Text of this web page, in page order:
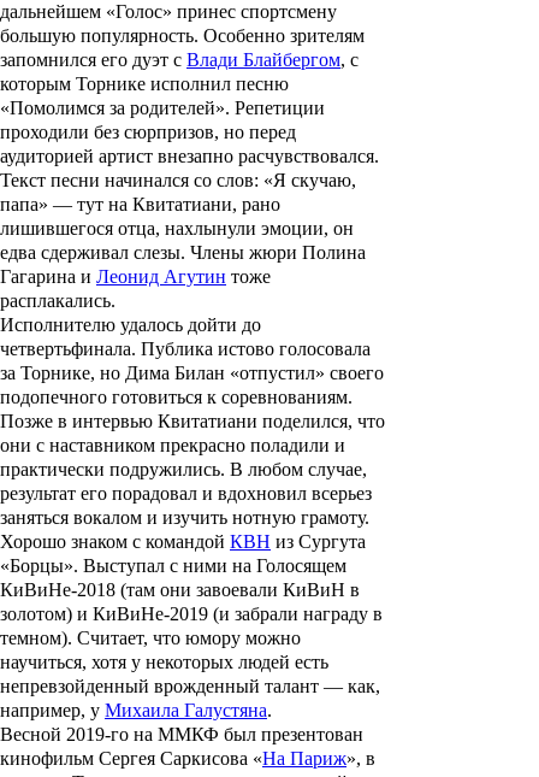
дальнейшем «Голос» принес спортсмену
большую популярность. Особенно зрителям
запомнился его дуэт с Влади Блайбергом, с
которым Торнике исполнил песню
«Помолимся за родителей». Репетиции
проходили без сюрпризов, но перед
аудиторией артист внезапно расчувствовался.
Текст песни начинался со слов: «Я скучаю,
папа» — тут на Квитатиани, рано
лишившегося отца, нахлынули эмоции, он
едва сдерживал слезы. Члены жюри Полина
Гагарина и Леонид Агутин тоже
расплакались.
Исполнителю удалось дойти до
четвертьфинала. Публика истово голосовала
за Торнике, но Дима Билан «отпустил» своего
подопечного готовиться к соревнованиям.
Позже в интервью Квитатиани поделился, что
они с наставником прекрасно поладили и
практически подружились. В любом случае,
результат его порадовал и вдохновил всерьез
заняться вокалом и изучить нотную грамоту.
Хорошо знаком с командой КВН из Сургута
«Борцы». Выступал с ними на Голосящем
КиВиНе-2018 (там они завоевали КиВиН в
золотом) и КиВиНе-2019 (и забрали награду в
темном). Считает, что юмору можно
научиться, хотя у некоторых людей есть
непревзойденный врожденный талант — как,
например, у Михаила Галустяна.
Весной 2019-го на ММКФ был презентован
кинофильм Сергея Саркисова «На Париж», в